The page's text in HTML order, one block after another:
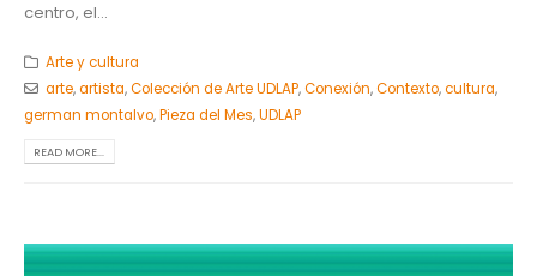
centro, el...
Arte y cultura
arte,artista,Colección de Arte UDLAP,Conexión,Contexto,cultura,
german montalvo,Pieza del Mes,UDLAP
READ MORE...